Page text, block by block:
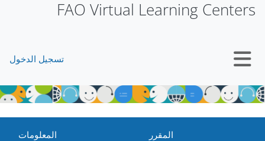
FAO Virtual Learning Centers
تسجيل الدخول
المقرر المعلومات